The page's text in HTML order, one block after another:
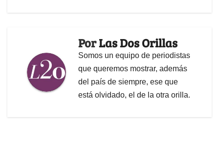
PorLas Dos Orillas
Somos un equipo de periodistas
que queremos mostrar, además
del país de siempre, ese que
está olvidado, el de la otra orilla.